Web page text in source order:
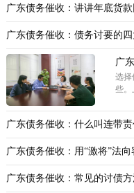
广东债务催收：讲讲年底货
广东债务催收：债务讨要的四
广
选择
些。
广东债务催收：什么叫连带
广东债务催收：用“激将”法
广东债务催收：常见的讨债